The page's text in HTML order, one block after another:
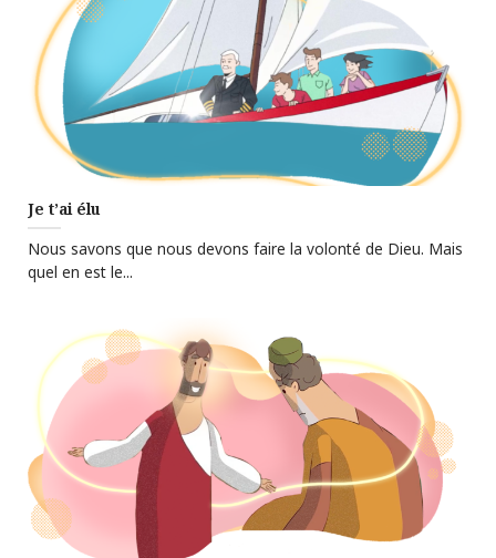
Je t’ai élu
Nous savons que nous devons faire la volonté de Dieu. Mais
quel en est le...